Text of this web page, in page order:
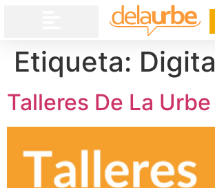
Etiqueta:
Talleres De La